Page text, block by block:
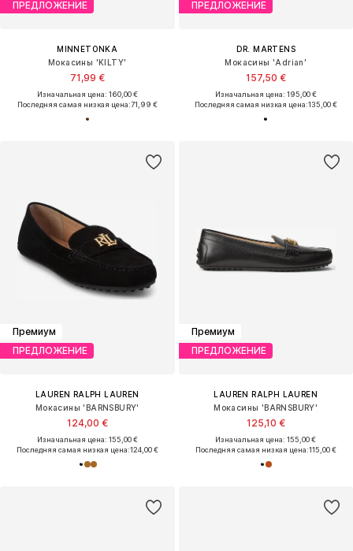
ПРЕДЛОЖЕНИЕ
MINNETONKA
Мокасины 'KILTY'
71,99 €
Изначальная цена: 160,00 €
Последняя самая низкая цена:71,99 €
ПРЕДЛОЖЕНИЕ
DR. MARTENS
Мокасины 'Adrian'
157,50 €
Изначальная цена: 195,00 €
Последняя самая низкая цена:135,00 €
Премиум
ПРЕДЛОЖЕНИЕ
LAUREN RALPH LAUREN
Мокасины 'BARNSBURY'
124,00 €
Изначальная цена: 155,00 €
Последняя самая низкая цена:124,00 €
Премиум
ПРЕДЛОЖЕНИЕ
LAUREN RALPH LAUREN
Мокасины 'BARNSBURY'
125,10 €
Изначальная цена: 155,00 €
Последняя самая низкая цена:115,00 €